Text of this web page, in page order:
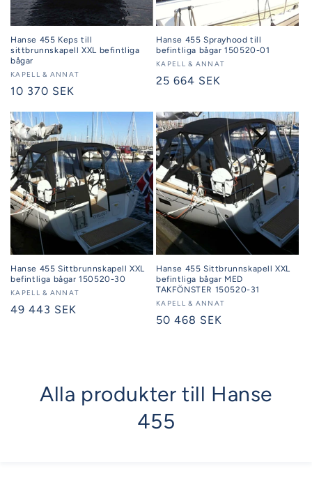
Hanse 455 Keps till
sittbrunnskapell XXL befintliga
bågar
Säljare:
KAPELL & ANNAT
Ordinarie
10 370 SEK
Hanse 455 Sprayhood till
befintliga bågar 150520-01
Säljare:
KAPELL & ANNAT
Ordinarie
25 664 SEK
Hanse 455 Sittbrunnskapell XXL
befintliga bågar 150520-30
Säljare:
KAPELL & ANNAT
Ordinarie
49 443 SEK
Hanse 455 Sittbrunnskapell XXL
befintliga bågar MED
TAKFÖNSTER 150520-31
Säljare:
KAPELL & ANNAT
Ordinarie
50 468 SEK
Alla produkter till Hanse
455